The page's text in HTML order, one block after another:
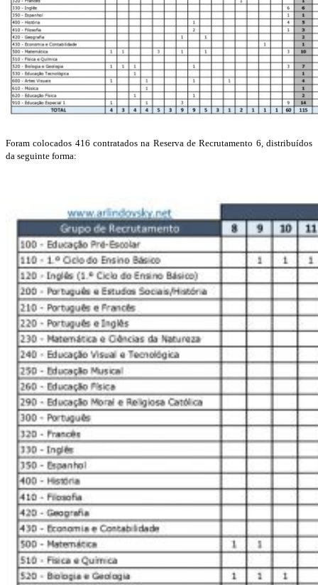
Foram colocados 416 contratados na Reserva de Recrutamento 6, distribuídos
da seguinte forma: